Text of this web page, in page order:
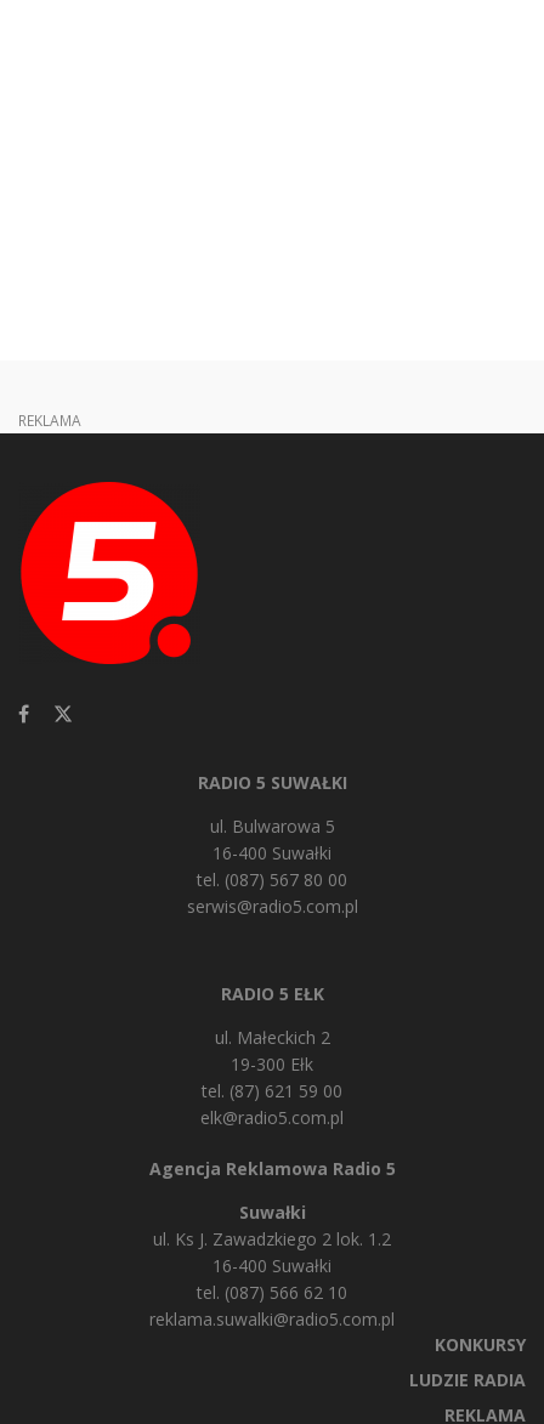
REKLAMA
RADIO 5 SUWAŁKI
ul. Bulwarowa 5
16-400 Suwałki
tel. (087) 567 80 00
serwis@radio5.com.pl
RADIO 5 EŁK
ul. Małeckich 2
19-300 Ełk
tel. (87) 621 59 00
elk@radio5.com.pl
Agencja Reklamowa Radio 5
Suwałki
ul. Ks J. Zawadzkiego 2 lok. 1.2
16-400 Suwałki
tel. (087) 566 62 10
reklama.suwalki@radio5.com.pl
KONKURSY
LUDZIE RADIA
REKLAMA